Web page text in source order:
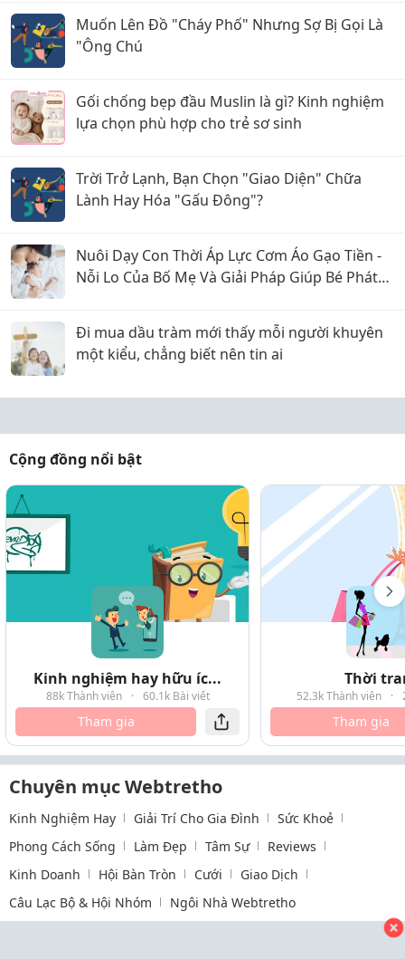
Muốn Lên Đồ "Cháy Phố" Nhưng Sợ Bị Gọi Là
"Ông Chú
Gối chống bẹp đầu Muslin là gì? Kinh nghiệm
lựa chọn phù hợp cho trẻ sơ sinh
Trời Trở Lạnh, Bạn Chọn "Giao Diện" Chữa
Lành Hay Hóa "Gấu Đông"?
Nuôi Dạy Con Thời Áp Lực Cơm Áo Gạo Tiền -
Nỗi Lo Của Bố Mẹ Và Giải Pháp Giúp Bé Phát
Đi mua dầu tràm mới thấy mỗi người khuyên
một kiểu, chẳng biết nên tin ai
Cộng đồng nổi bật
Kinh nghiệm hay hữu íc...
88k Thành viên · 60.1k Bài viết
Tham gia
Thời
52.3k Thành viên ·
Tham gia
Chuyên mục Webtretho
Kinh Nghiệm Hay Giải Trí Cho Gia Đình
Sức Khoẻ
Phong Cách Sống
Làm Đẹp Tâm Sự
Reviews
Kinh Doanh
Hội Bàn Tròn Cưới
Giao Dịch
Câu Lạc Bộ & Hội Nhóm
Ngôi Nhà Webtretho